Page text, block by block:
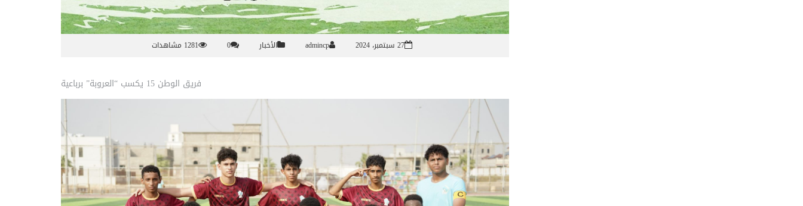
27 سبتمبر، 2024 admincp الأخبار 0 1281 مشاهدات
فريق الوطن 15 يكسب “العروبة” برباعية